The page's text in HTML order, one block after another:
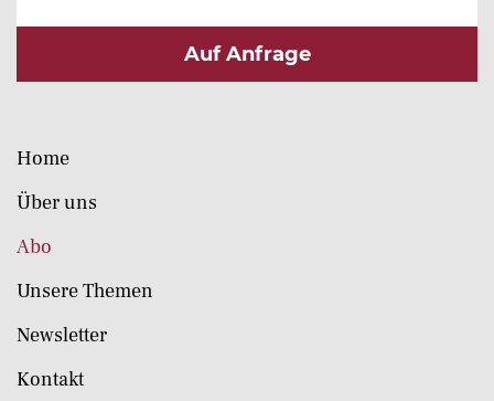
Auf Anfrage
Home
Über uns
Abo
Unsere Themen
Newsletter
Kontakt